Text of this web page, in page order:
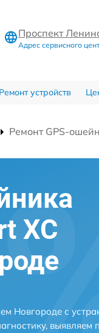
Проспект
Адрес сервисного
устройств
Ремонт GPS-
XC
Новгороде с
выявляем